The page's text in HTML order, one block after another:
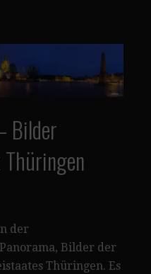
Bilder
der
Bilder der
Thüringen. Es